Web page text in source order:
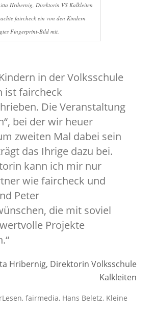
Hribernig, Direktorin VS Kalkleiten
faircheck ein von den Kindern
Fingerprint-Bild mit.
in der Volksschule
ist faircheck
Die Veranstaltung
bei der wir heuer
zweiten Mal dabei sein
das Ihrige dazu bei.
kann ich mir nur
wie faircheck und
Peter
die mit soviel
Projekte
Hribernig, Direktorin Volksschule
Kalkleiten
, fairmedia, Hans Beletz, Kleine